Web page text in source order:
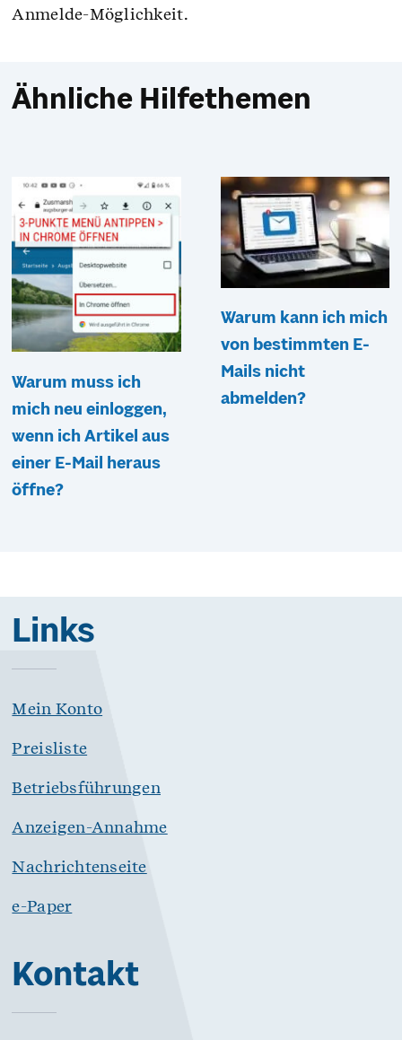
Anmelde-Möglichkeit.
Ähnliche Hilfethemen
Warum muss ich
mich neu einloggen,
wenn ich Artikel aus
einer E-Mail heraus
öffne?
Warum kann ich mich
von bestimmten E-
Mails nicht
abmelden?
Links
Mein Konto
Preisliste
Betriebsführungen
Anzeigen-Annahme
Nachrichtenseite
e-Paper
Kontakt